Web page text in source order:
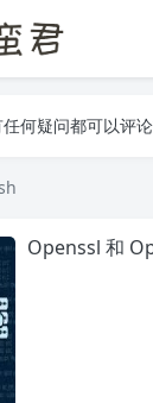
何疑问都可以评
何疑问都可以评论
Openssl 和